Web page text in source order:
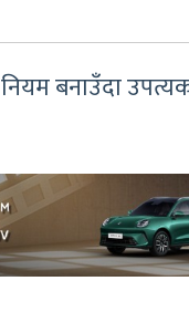
नियम बनाउँदा